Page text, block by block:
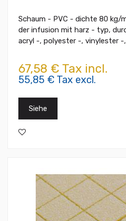
Schaum - PVC - dichte 80 kg/
der infusion mit harz - typ,
acryl -, polyester -, vinylester -
67,58 € Tax incl.
55,85 € Tax excl.
Siehe